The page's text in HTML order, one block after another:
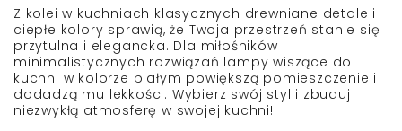
Z kolei w kuchniach klasycznych drewniane detale i
ciepłe kolory sprawią, że Twoja przestrzeń stanie się
przytulna i elegancka. Dla miłośników
minimalistycznych rozwiązań lampy wiszące do
kuchni w kolorze białym powiększą pomieszczenie i
dodadzą mu lekkości. Wybierz swój styl i zbuduj
niezwykłą atmosferę w swojej kuchni!